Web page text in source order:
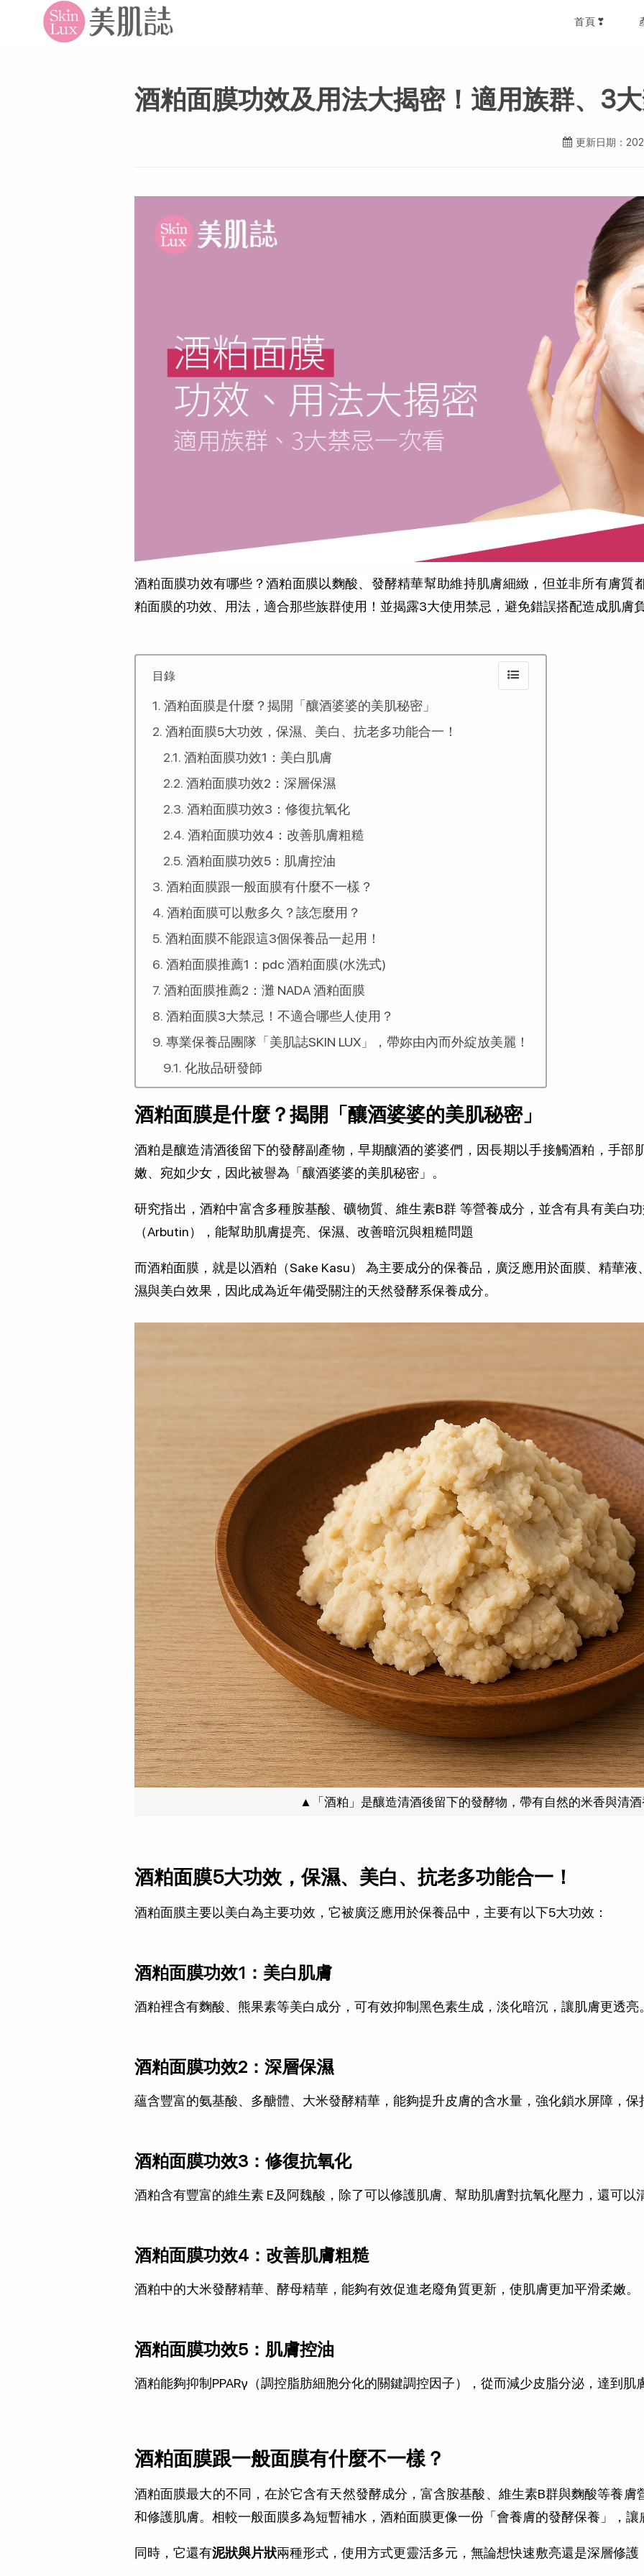
首頁❣
酒粕面膜功效及用法大揭密！適用族群、3
更新日期：
酒粕面膜功效有哪些？酒粕面膜以麴酸、發酵精華幫助維持肌膚細緻，但並非所有膚質
粕面膜的功效、用法，適合那些族群使用！並揭露3大使用禁忌，避免錯誤搭配造成肌膚
目錄
酒粕面膜是什麼？揭開「釀酒婆婆的美肌秘密」
酒粕面膜5大功效，保濕、美白、抗老多功能合一！
酒粕面膜功效1：美白肌膚
酒粕面膜功效2：深層保濕
酒粕面膜功效3：修復抗氧化
酒粕面膜功效4：改善肌膚粗糙
酒粕面膜功效5：肌膚控油
酒粕面膜跟一般面膜有什麼不一樣？
酒粕面膜可以敷多久？該怎麼用？
酒粕面膜不能跟這3個保養品一起用！
酒粕面膜推薦1：pdc 酒粕面膜(水洗式)
酒粕面膜推薦2：灘 NADA 酒粕面膜
酒粕面膜3大禁忌！不適合哪些人使用？
專業保養品團隊「美肌誌SKIN LUX」，帶妳由內而外綻放美麗！
化妝品研發師
酒粕面膜是什麼？揭開「釀酒婆婆的美肌秘密」
酒粕是釀造清酒後留下的發酵副產物，早期釀酒的婆婆們，因長期以手接觸酒粕，手部
嫩、宛如少女，因此被譽為「釀酒婆婆的美肌秘密」。
研究指出，酒粕中富含多種胺基酸、礦物質、維生素B群 等營養成分，並含有具有美白
（Arbutin），能幫助肌膚提亮、保濕、改善暗沉與粗糙問題
而酒粕面膜，就是以酒粕（Sake Kasu） 為主要成分的保養品，廣泛應用於面膜、精華
濕與美白效果，因此成為近年備受關注的天然發酵系保養成分。
▲「酒粕」是釀造清酒後留下的發酵物，帶有自然的米香與清
酒粕面膜5大功效，保濕、美白、抗老多功能合一！
酒粕面膜主要以美白為主要功效，它被廣泛應用於保養品中，主要有以下5大功效：
酒粕面膜功效1：美白肌膚
酒粕裡含有麴酸、熊果素等美白成分，可有效抑制黑色素生成，淡化暗沉，讓肌膚更透亮
酒粕面膜功效2：深層保濕
蘊含豐富的氨基酸、多醣體、大米發酵精華，能夠提升皮膚的含水量，強化鎖水屏障，保
酒粕面膜功效3：修復抗氧化
酒粕含有豐富的維生素 E及阿魏酸，除了可以修護肌膚、幫助肌膚對抗氧化壓力，還可以
酒粕面膜功效4：改善肌膚粗糙
酒粕中的大米發酵精華、酵母精華，能夠有效促進老廢角質更新，使肌膚更加平滑柔嫩。
酒粕面膜功效5：肌膚控油
酒粕能夠抑制PPARγ（調控脂肪細胞分化的關鍵調控因子），從而減少皮脂分泌，達到肌
酒粕面膜跟一般面膜有什麼不一樣？
酒粕面膜最大的不同，在於它含有天然發酵成分，富含胺基酸、維生素B群與麴酸等養膚
和修護肌膚。相較一般面膜多為短暫補水，酒粕面膜更像一份「會養膚的發酵保養」，
同時，它還有泥狀與片狀兩種形式，使用方式更靈活多元，無論想快速敷亮還是深層修